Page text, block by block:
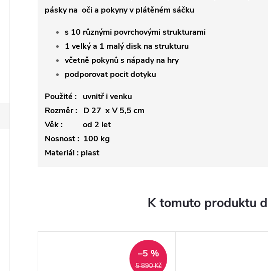
pásky na oči a pokyny v plátěném sáčku
s 10 různými povrchovými strukturami
1 velký a 1 malý disk na strukturu
včetně pokynů s nápady na hry
podporovat pocit dotyku
Použité : uvnitř i venku
Rozměr : D 27 x V 5,5 cm
Věk : od 2 let
Nosnost : 100 kg
Materiál : plast
K tomuto produktu
5 890 Kč
–5 %